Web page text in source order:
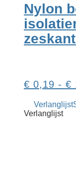
Nylon
€ 0,19 - €
Verlanglijst
Verlanglijst